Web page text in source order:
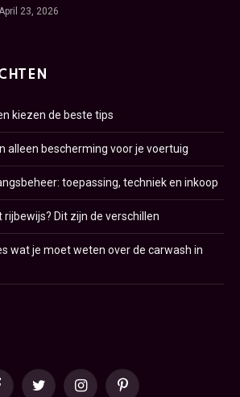
23, 2026
kiezen de beste tips
alleen bescherming voor je voertuig
toepassing, techniek en inkoop
Dit zijn de verschillen
wat je moet weten over de carwash in
Twitter InstagramPinterest